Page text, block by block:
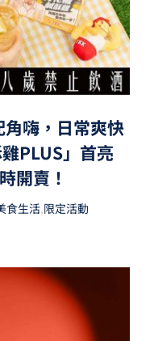
嗨，日常爽快
PLUS」首亮
開賣！
食生活,限定活動